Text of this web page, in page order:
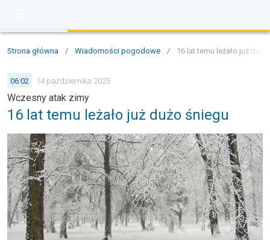
Strona główna / Wiadomości pogodowe / 16 lat temu leżało już
06:02 14 października 2025
Wczesny atak zimy
16 lat temu leżało już dużo śniegu